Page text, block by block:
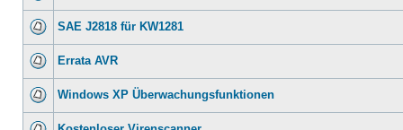
SAE J2818 für KW1281
Errata AVR
Windows XP Überwachungsfunktionen